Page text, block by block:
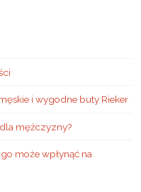
i wygodne buty Rieker
mężczyzny?
może wpłynąć na